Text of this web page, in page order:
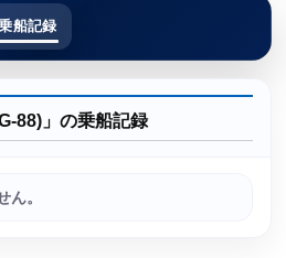
船記録
88)」の乗船記録
ん。